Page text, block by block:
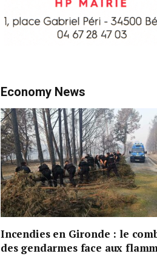
Economy News
Incendies en Gironde : le
des gendarmes face aux